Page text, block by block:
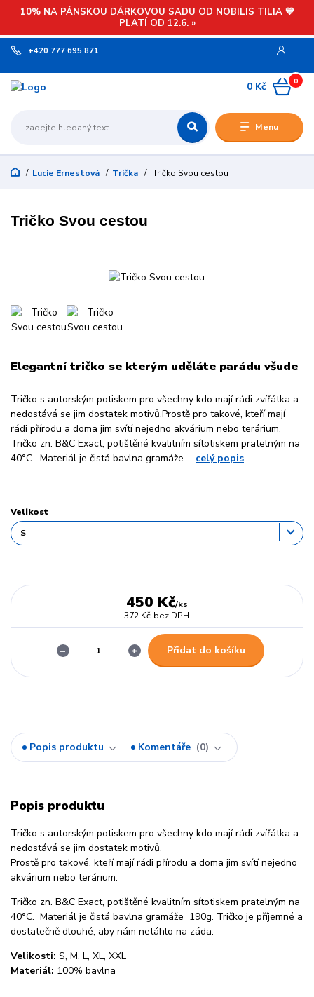
10% NA PÁNSKOU DÁRKOVOU SADU OD NOBILIS TILIA 💙
PLATÍ OD 12.6. »
Menu
+420 777 695 871
0
0 Kč
Lucie Ernestová Trička Tričko Svou cestou
Tričko Svou cestou
Elegantní tričko se kterým uděláte parádu všude
Tričko s autorským potiskem pro všechny kdo mají rádi zvířátka a
nedostává se jim dostatek motivů.Prostě pro takové, kteří mají
rádi přírodu a doma jim svítí nejedno akvárium nebo terárium.
Tričko zn. B&C Exact, potištěné kvalitním sítotiskem pratelným na
40°C. Materiál je čistá bavlna gramáže ... celý popis
Velikost
450 Kč/ks
372 Kč bez DPH
Přidat do košíku
Popis produktu Komentáře 0
Popis produktu
Tričko s autorským potiskem pro všechny kdo mají rádi zvířátka a
nedostává se jim dostatek motivů.
Prostě pro takové, kteří mají rádi přírodu a doma jim svítí nejedno
akvárium nebo terárium.
Tričko zn. B&C Exact, potištěné kvalitním sítotiskem pratelným na
40°C. Materiál je čistá bavlna gramáže 190g. Tričko je příjemné a
dostatečně dlouhé, aby nám netáhlo na záda.
Velikosti: S, M, L, XL, XXL
Materiál: 100% bavlna